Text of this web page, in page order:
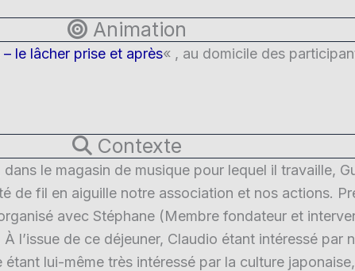
Animation
le lâcher prise et après« , au domicile des
Contexte
le magasin de musique pour lequel il travaille,
de fil en aiguille notre association et nos actions.
avec Stéphane (Membre fondateur et
l’issue de ce déjeuner, Claudio étant intéressé par
lui-même très intéressé par la culture